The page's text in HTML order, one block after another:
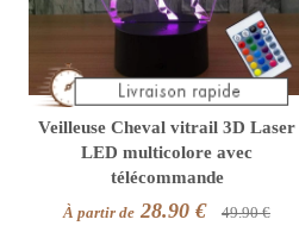
Veilleuse Cheval vitrail 3D Laser
LED multicolore avec
télécommande
À partir de 28.90 € 49.90 €